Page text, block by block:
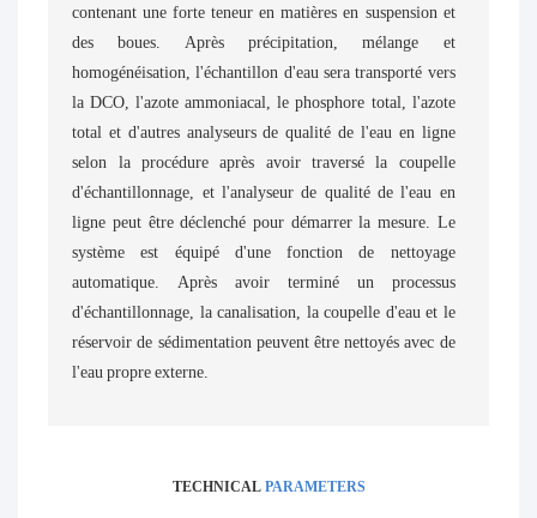
contenant une forte teneur en matières en suspension et
des boues. Après précipitation, mélange et
homogénéisation, l'échantillon d'eau sera transporté vers
la DCO, l'azote ammoniacal, le phosphore total, l'azote
total et d'autres analyseurs de qualité de l'eau en ligne
selon la procédure après avoir traversé la coupelle
d'échantillonnage, et l'analyseur de qualité de l'eau en
ligne peut être déclenché pour démarrer la mesure. Le
système est équipé d'une fonction de nettoyage
automatique. Après avoir terminé un processus
d'échantillonnage, la canalisation, la coupelle d'eau et le
réservoir de sédimentation peuvent être nettoyés avec de
l'eau propre externe.
TECHNICAL PARAMETERS